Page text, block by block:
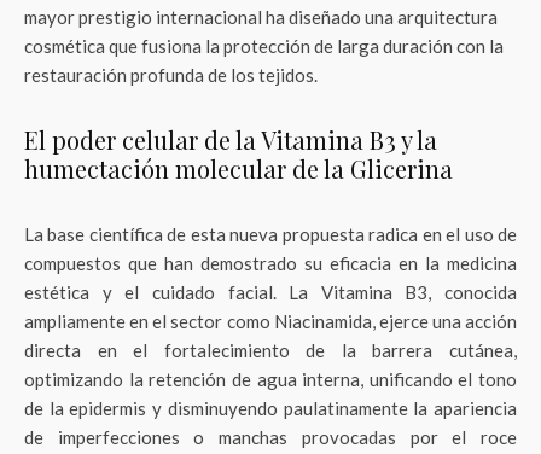
mayor prestigio internacional ha diseñado una arquitectura
cosmética que fusiona la protección de larga duración con la
restauración profunda de los tejidos.
El poder celular de la Vitamina B3 y la
humectación molecular de la Glicerina
La base científica de esta nueva propuesta radica en el uso de
compuestos que han demostrado su eficacia en la medicina
estética y el cuidado facial. La Vitamina B3, conocida
ampliamente en el sector como Niacinamida, ejerce una acción
directa en el fortalecimiento de la barrera cutánea,
optimizando la retención de agua interna, unificando el tono
de la epidermis y disminuyendo paulatinamente la apariencia
de imperfecciones o manchas provocadas por el roce